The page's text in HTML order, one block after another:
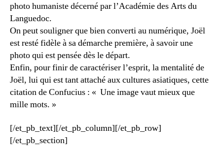
photo humaniste décerné par l’Académie des Arts du
Languedoc.
On peut souligner que bien converti au numérique, Joël
est resté fidèle à sa démarche première, à savoir une
photo qui est pensée dès le départ.
Enfin, pour finir de caractériser l’esprit, la mentalité de
Joël, lui qui est tant attaché aux cultures asiatiques, cette
citation de Confucius : « Une image vaut mieux que
mille mots. »
[/et_pb_text][/et_pb_column][/et_pb_row]
[/et_pb_section]